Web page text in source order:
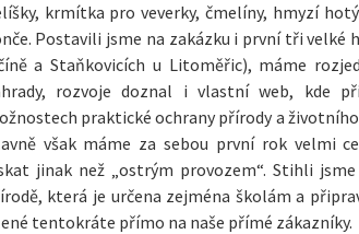
krmítka pro veverky, čmelíny, hmyzí
Postavili jsme na zakázku i první tři velké
a Staňkovicích u Litoměřic), máme
rozvoje doznal i vlastní web, kde
praktické ochrany přírody a
však máme za sebou první rok velmi
jinak než „ostrým provozem“. Stihli
která je určena zejména školám a
tentokráte přímo na naše přímé zákazníky.